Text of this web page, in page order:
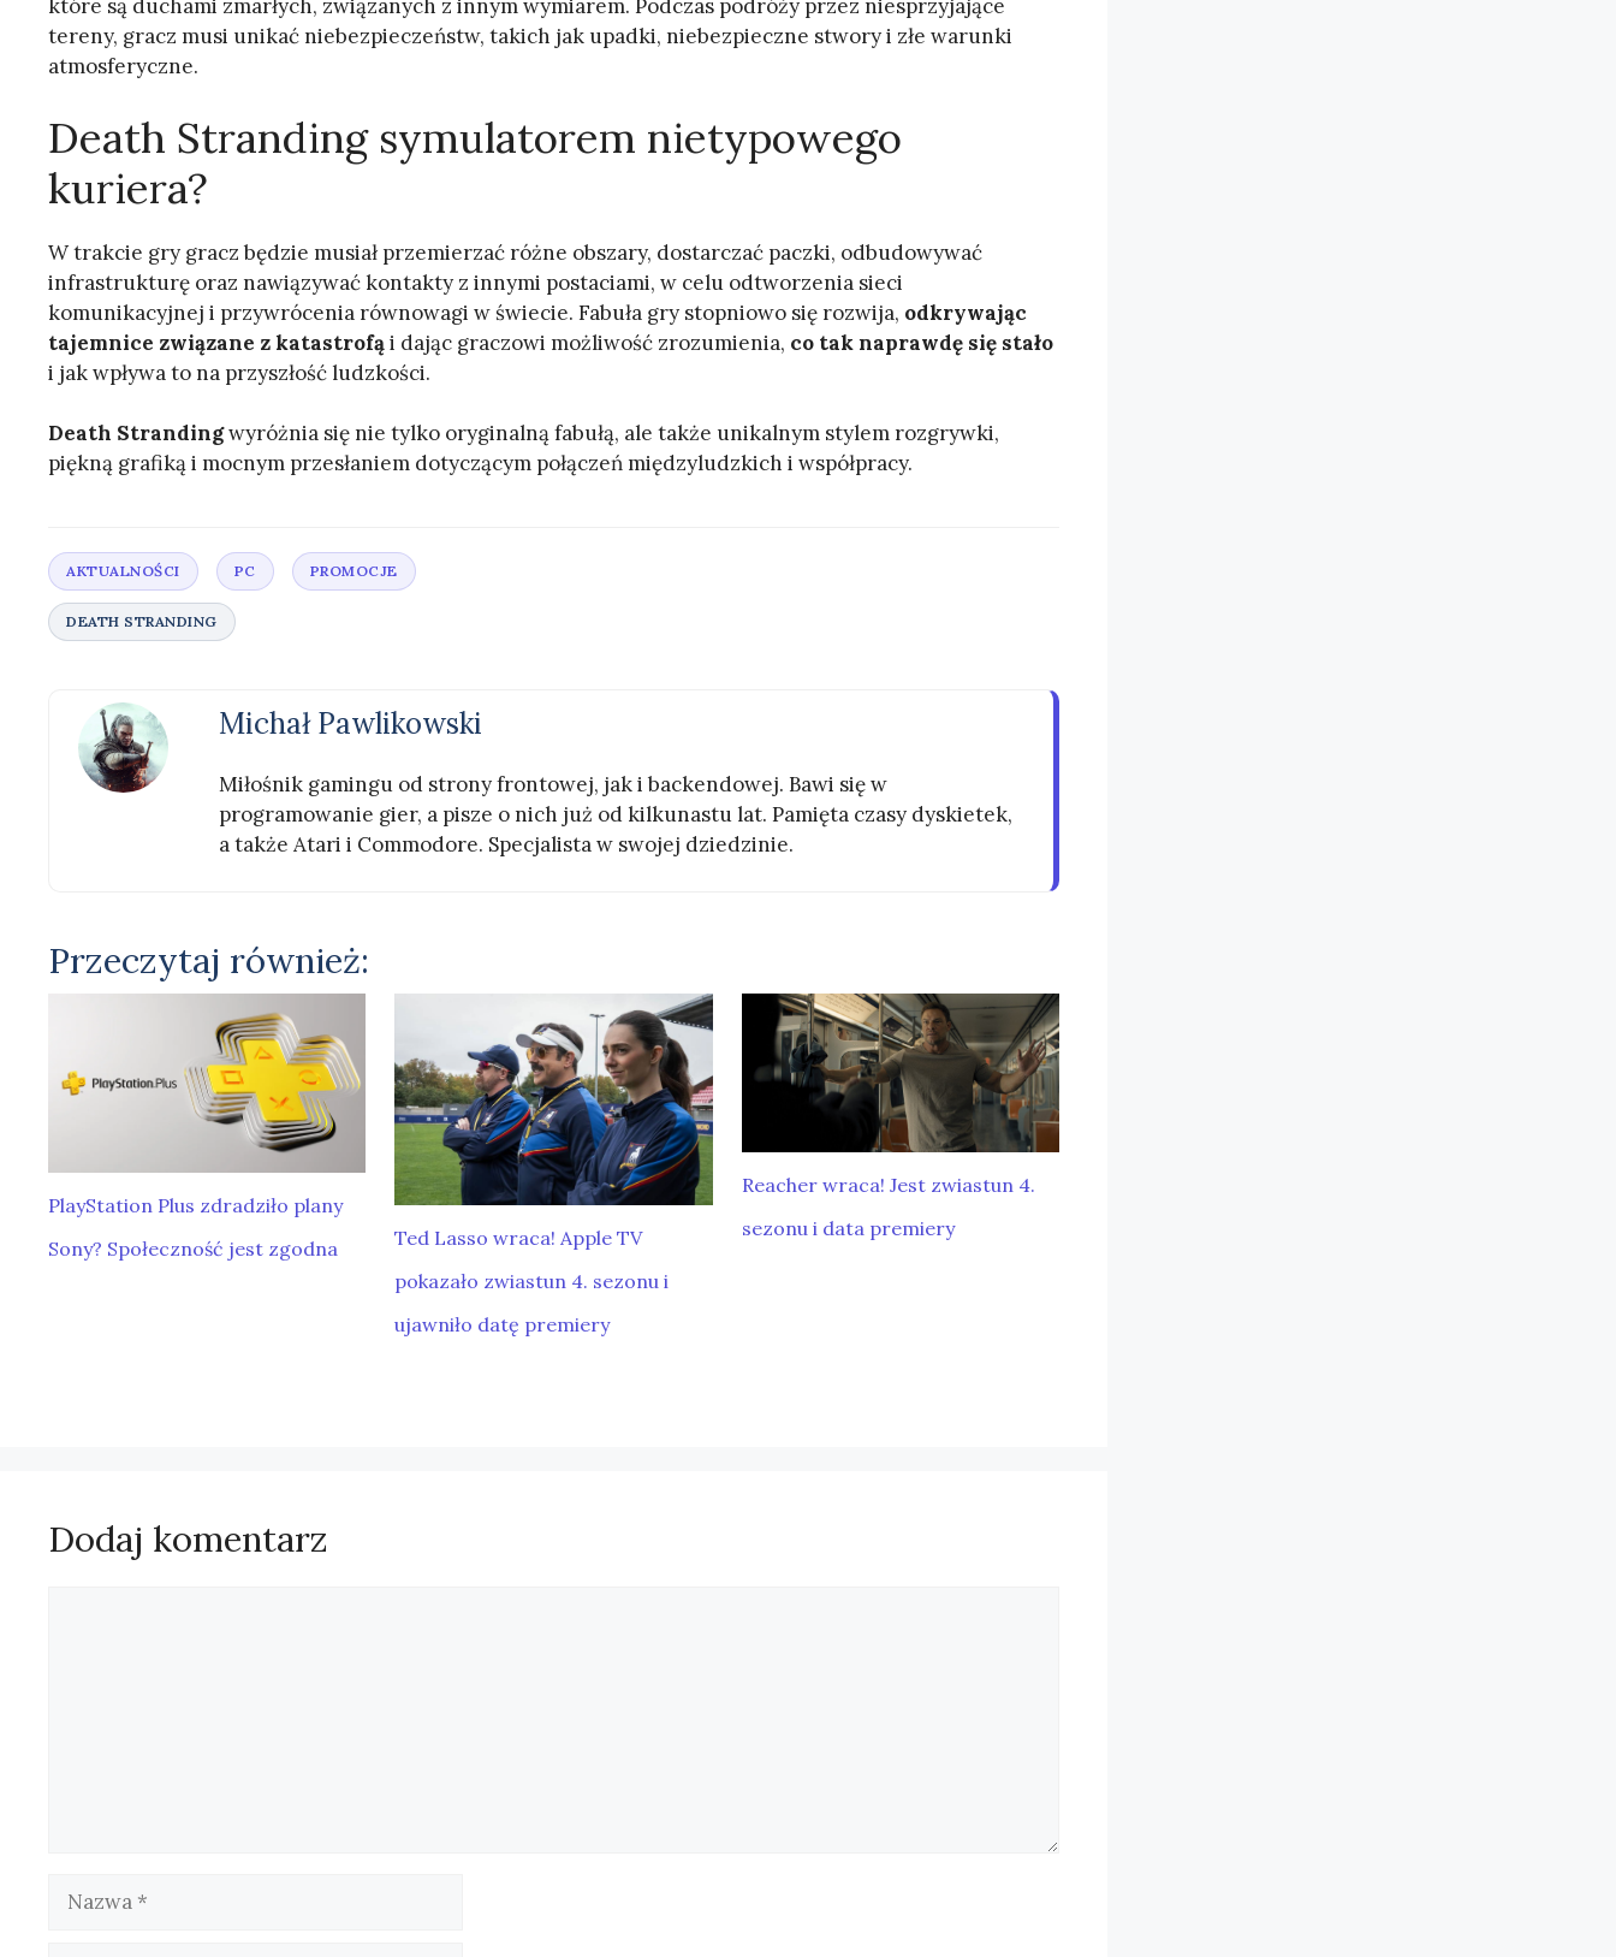
które są duchami zmarłych, związanych z innym wymiarem. Podczas podróży przez niesprzyjające
tereny, gracz musi unikać niebezpieczeństw, takich jak upadki, niebezpieczne stwory i złe warunki
atmosferyczne.
Death Stranding symulatorem nietypowego
kuriera?
W trakcie gry gracz będzie musiał przemierzać różne obszary, dostarczać paczki, odbudowywać
infrastrukturę oraz nawiązywać kontakty z innymi postaciami, w celu odtworzenia sieci
komunikacyjnej i przywrócenia równowagi w świecie. Fabuła gry stopniowo się rozwija, odkrywając
tajemnice związane z katastrofąi dając graczowi możliwość zrozumienia, co tak naprawdę się stało
i jak wpływa to na przyszłość ludzkości.
Death Strandingwyróżnia się nie tylko oryginalną fabułą, ale także unikalnym stylem rozgrywki,
piękną grafiką i mocnym przesłaniem dotyczącym połączeń międzyludzkich i współpracy.
Michał Pawlikowski
Miłośnik gamingu od strony frontowej, jak i backendowej. Bawi się w
programowanie gier, a pisze o nich już od kilkunastu lat. Pamięta czasy dyskietek,
a także Atari i Commodore. Specjalista w swojej dziedzinie.
Przeczytaj również:
PlayStation Plus zdradziło plany
Sony? Społeczność jest zgodna
Ted Lasso wraca! Apple TV
pokazało zwiastun 4. sezonu i
ujawniło datę premiery
Reacher wraca! Jest zwiastun 4.
sezonu i data premiery
Dodaj komentarz